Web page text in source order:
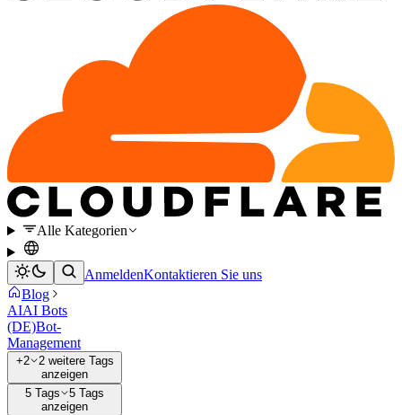
Alle Kategorien
AnmeldenKontaktieren Sie uns
Blog
AIAI Bots
(DE)Bot-
Management
+2
2 weitere Tags
anzeigen
5 Tags
5 Tags
anzeigen